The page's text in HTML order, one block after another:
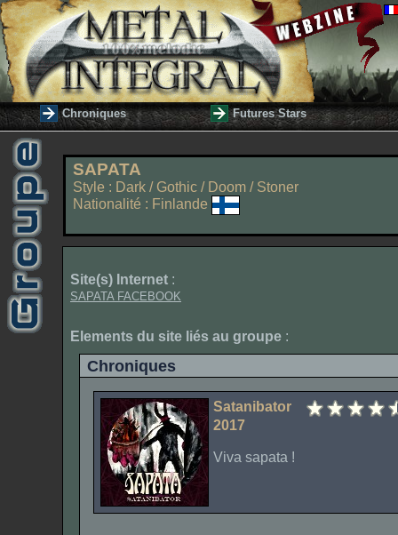
Chroniques Futures Stars
SAPATA
Style : Dark / Gothic / Doom / Stoner
Nationalité : Finlande
Site(s) Internet :
SAPATA FACEBOOK
Elements du site liés au groupe :
Chroniques
Satanibator
2017
Viva sapata !